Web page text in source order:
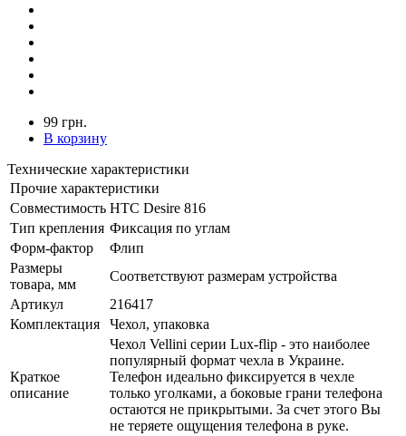
99 грн.
В корзину
Технические характеристики
Прочие характеристики
Совместимость HTC Desire 816
Тип крепления Фиксация по углам
Форм-фактор
Флип
Размеры
товара, мм
Соответствуют размерам устройства
Артикул
216417
Комплектация
Чехол, упаковка
Краткое
описание
Чехол Vellini серии Lux-flip - это наиболее
популярный формат чехла в Украине.
Телефон идеально фиксируется в чехле
только уголками, а боковые грани телефона
остаются не прикрытыми. За счет этого Вы
не теряете ощущения телефона в руке.